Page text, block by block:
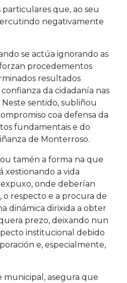
que, ao seu
negativamente
se actúa ignorando as
procedementos
resultados
da cidadanía nas
sentido, subliñou
coa defensa da
fundamentais e do
de Monterroso.
tamén a forma na que
xestionando a vida
onde deberían
o respecto e a procura de
dinámica dirixida a obter
prezo, deixando nun
institucional debido
e, especialmente,
asegura que